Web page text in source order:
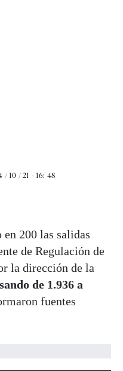
/ 10 / 21 - 16: 48
en 200 las salidas
de Regulación de
la dirección de la
de 1.936 a
fuentes